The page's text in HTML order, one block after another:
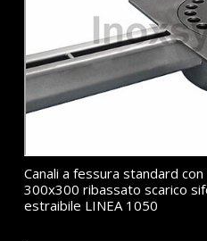
Canali a fessura standard
300x300 ribassato scarico
estraibile LINEA 1050